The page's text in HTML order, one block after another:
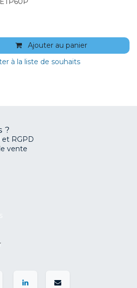
Ajouter au panier
à la liste de souhaits
?
et RGPD
vente